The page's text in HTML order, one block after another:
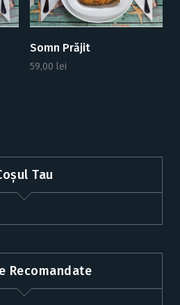
Somn Prăjit
59,00 lei
Tau
Recomandate